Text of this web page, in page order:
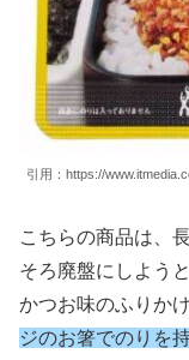
引用：https://
こちらの商品は、
そろ廃盤にしよう
かつお味のふりか
ジのお箸でのりを